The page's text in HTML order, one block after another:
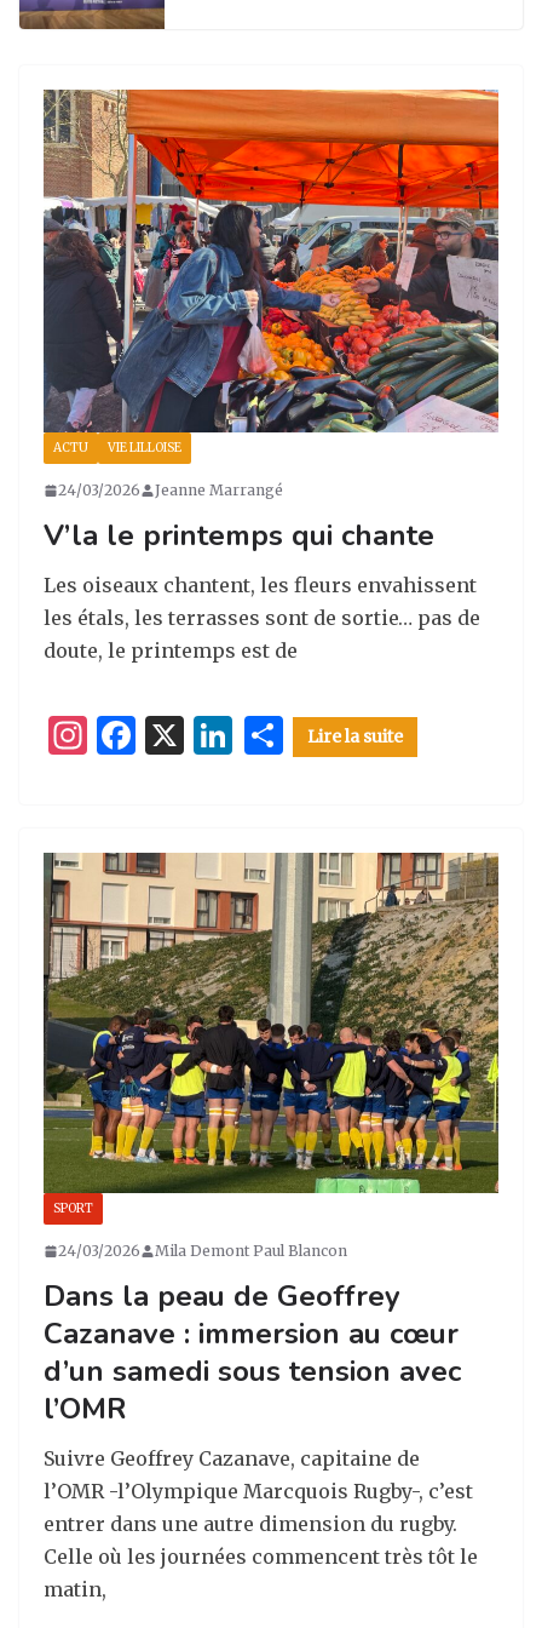
ACTU VIE LILLOISE
24/03/2026 Jeanne Marrangé
V’la le printemps qui chante
Les oiseaux chantent, les fleurs envahissent
les étals, les terrasses sont de sortie… pas de
doute, le printemps est de
I
a
g
ra
m
F
e
b
o
o
k
X
Li
e
dI
n
ar
g
er
Lire la suite
SPORT
24/03/2026 Mila Demont Paul Blancon
Dans la peau de Geoffrey
Cazanave : immersion au cœur
d’un samedi sous tension avec
l’OMR
Suivre Geoffrey Cazanave, capitaine de
l’OMR -l’Olympique Marcquois Rugby-, c’est
entrer dans une autre dimension du rugby.
Celle où les journées commencent très tôt le
matin,